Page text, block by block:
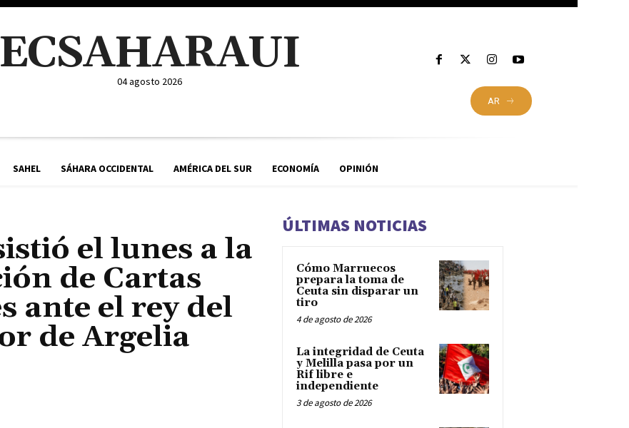
ECSAHARAUI
04 agosto 2026
AR
SAHEL SÁHARA OCCIDENTAL AMÉRICA DEL SUR ECONOMÍA OPINIÓN
el lunes a la
de Cartas
ante el rey del
de Argelia
ÚLTIMAS NOTICIAS
Cómo Marruecos
prepara la toma de
Ceuta sin disparar un
tiro
4 de agosto de 2026
La integridad de Ceuta
y Melilla pasa por un
Rif libre e
independiente
3 de agosto de 2026